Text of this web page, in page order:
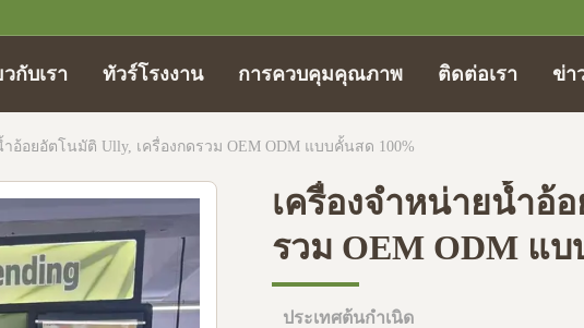
วกับเรา ทัวร์โรงงาน การควบคุมคุณภาพ ติดต่อเรา ข่า
อ้อยอัตโนมัติ Ully, เครื่องกดรวม OEM ODM แบบคั้นสด 100%
เครื่องจำหน่ายน้ำอ้
รวม OEM ODM แ
ประเทศต้นกำเนิด